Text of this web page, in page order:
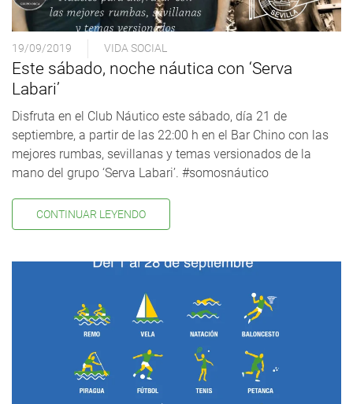
19/09/2019 VIDA SOCIAL
Este sábado, noche náutica con ‘Serva
Labari’
Disfruta en el Club Náutico este sábado, día 21 de
septiembre, a partir de las 22:00 h en el Bar Chino con las
mejores rumbas, sevillanas y temas versionados de la
mano del grupo ‘Serva Labari’. #somosnáutico
CONTINUAR LEYENDO